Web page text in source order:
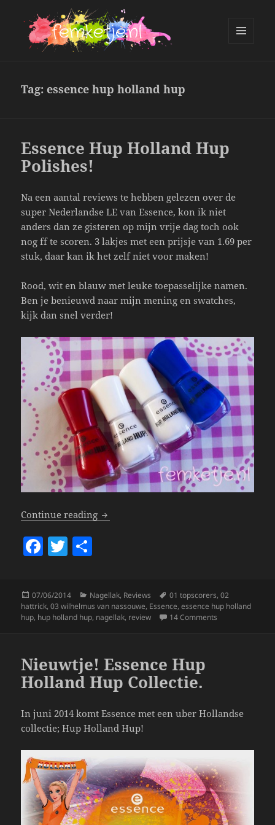
Tag: essence hup holland hup
Essence Hup Holland Hup
Polishes!
Na een aantal reviews te hebben gelezen over de
super Nederlandse LE van Essence, kon ik niet
anders dan ze gisteren op mijn vrije dag toch ook
nog ff te scoren. 3 lakjes met een prijsje van 1.69 per
stuk, daar kan ik het zelf niet voor maken!
Rood, wit en blauw met leuke toepasselijke namen.
Ben je benieuwd naar mijn mening en swatches,
kijk dan snel verder!
Continue reading Essence Hup Holland Hup Polishes!
F
a
e
b
o
k
T
w
erre
Posted
on
07/06/2014 Categories
Nagellak, Reviews Tags
01 topscorers,02
hattrick,03 wilhelmus van nassouwe, Essence,essence hup holland
hup, hup holland hup, nagellak, review 14 Comments
Nieuwtje! Essence Hup
Holland Hup Collectie.
In juni 2014 komt Essence met een uber Hollandse
collectie; Hup Holland Hup!